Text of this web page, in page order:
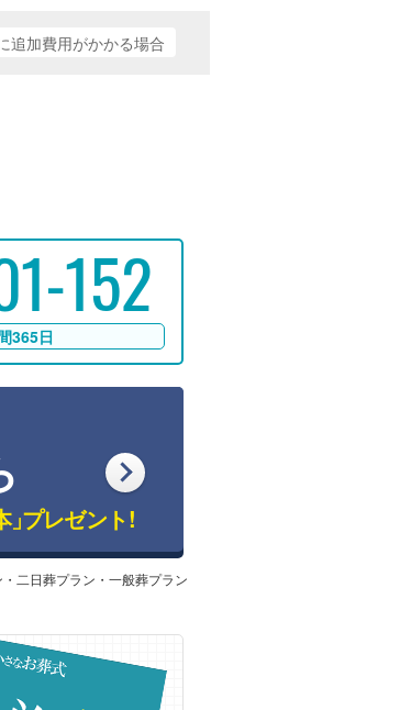
追加費用がかかる場合
152
365日
」プレゼント!
二日葬プラン・一般葬プラン